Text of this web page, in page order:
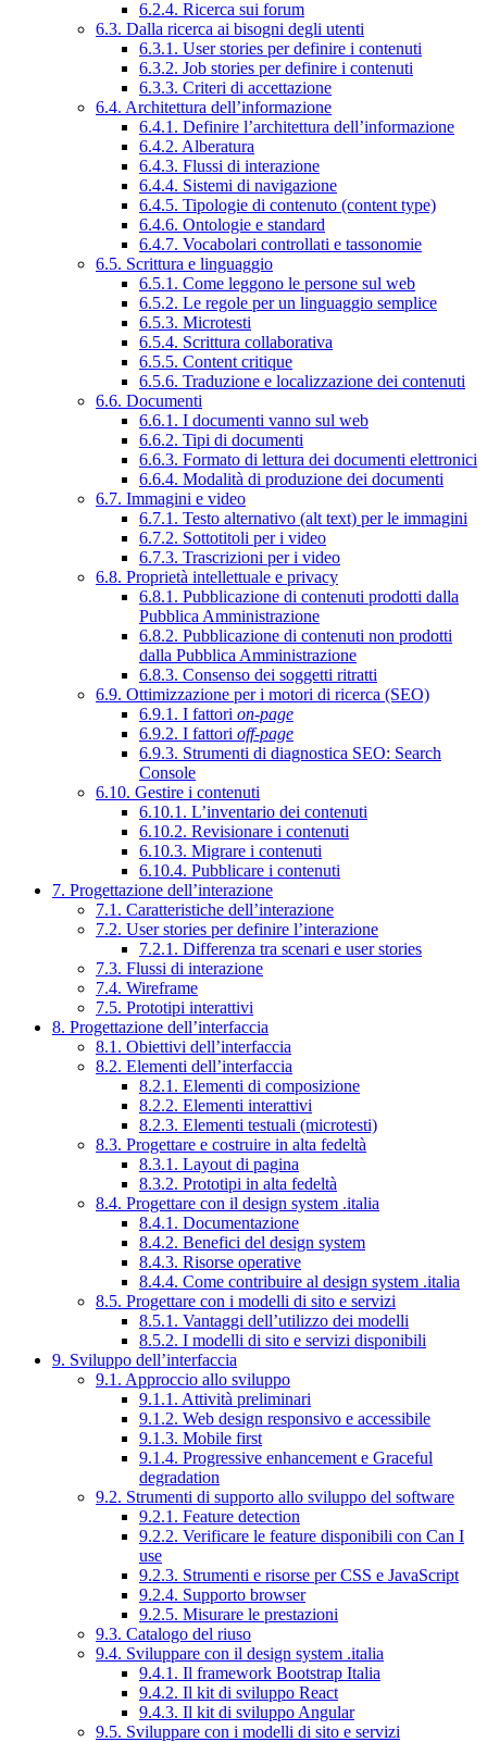
6.2.4. Ricerca sui forum
6.3. Dalla ricerca ai bisogni degli utenti
6.3.1. User stories per definire i contenuti
6.3.2. Job stories per definire i contenuti
6.3.3. Criteri di accettazione
6.4. Architettura dell’informazione
6.4.1. Definire l’architettura dell’informazione
6.4.2. Alberatura
6.4.3. Flussi di interazione
6.4.4. Sistemi di navigazione
6.4.5. Tipologie di contenuto (content type)
6.4.6. Ontologie e standard
6.4.7. Vocabolari controllati e tassonomie
6.5. Scrittura e linguaggio
6.5.1. Come leggono le persone sul web
6.5.2. Le regole per un linguaggio semplice
6.5.3. Microtesti
6.5.4. Scrittura collaborativa
6.5.5. Content critique
6.5.6. Traduzione e localizzazione dei contenuti
6.6. Documenti
6.6.1. I documenti vanno sul web
6.6.2. Tipi di documenti
6.6.3. Formato di lettura dei documenti elettronici
6.6.4. Modalità di produzione dei documenti
6.7. Immagini e video
6.7.1. Testo alternativo (alt text) per le immagini
6.7.2. Sottotitoli per i video
6.7.3. Trascrizioni per i video
6.8. Proprietà intellettuale e privacy
6.8.1. Pubblicazione di contenuti prodotti dalla
Pubblica Amministrazione
6.8.2. Pubblicazione di contenuti non prodotti
dalla Pubblica Amministrazione
6.8.3. Consenso dei soggetti ritratti
6.9. Ottimizzazione per i motori di ricerca (SEO)
6.9.1. I fattori on-page
6.9.2. I fattori off-page
6.9.3. Strumenti di diagnostica SEO: Search
Console
6.10. Gestire i contenuti
6.10.1. L’inventario dei contenuti
6.10.2. Revisionare i contenuti
6.10.3. Migrare i contenuti
6.10.4. Pubblicare i contenuti
7. Progettazione dell’interazione
7.1. Caratteristiche dell’interazione
7.2. User stories per definire l’interazione
7.2.1. Differenza tra scenari e user stories
7.3. Flussi di interazione
7.4. Wireframe
7.5. Prototipi interattivi
8. Progettazione dell’interfaccia
8.1. Obiettivi dell’interfaccia
8.2. Elementi dell’interfaccia
8.2.1. Elementi di composizione
8.2.2. Elementi interattivi
8.2.3. Elementi testuali (microtesti)
8.3. Progettare e costruire in alta fedeltà
8.3.1. Layout di pagina
8.3.2. Prototipi in alta fedeltà
8.4. Progettare con il design system .italia
8.4.1. Documentazione
8.4.2. Benefici del design system
8.4.3. Risorse operative
8.4.4. Come contribuire al design system .italia
8.5. Progettare con i modelli di sito e servizi
8.5.1. Vantaggi dell’utilizzo dei modelli
8.5.2. I modelli di sito e servizi disponibili
9. Sviluppo dell’interfaccia
9.1. Approccio allo sviluppo
9.1.1. Attività preliminari
9.1.2. Web design responsivo e accessibile
9.1.3. Mobile first
9.1.4. Progressive enhancement e Graceful
degradation
9.2. Strumenti di supporto allo sviluppo del software
9.2.1. Feature detection
9.2.2. Verificare le feature disponibili con Can I
use
9.2.3. Strumenti e risorse per CSS e JavaScript
9.2.4. Supporto browser
9.2.5. Misurare le prestazioni
9.3. Catalogo del riuso
9.4. Sviluppare con il design system .italia
9.4.1. Il framework Bootstrap Italia
9.4.2. Il kit di sviluppo React
9.4.3. Il kit di sviluppo Angular
9.5. Sviluppare con i modelli di sito e servizi